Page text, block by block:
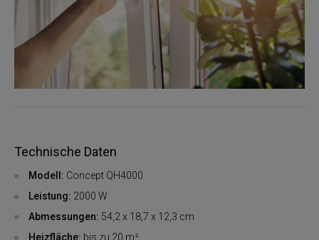
Technische Daten
Modell: Concept QH4000
Leistung: 2000 W
Abmessungen: 54,2 x 18,7 x 12,3 cm
Heizfläche: bis zu 20 m²